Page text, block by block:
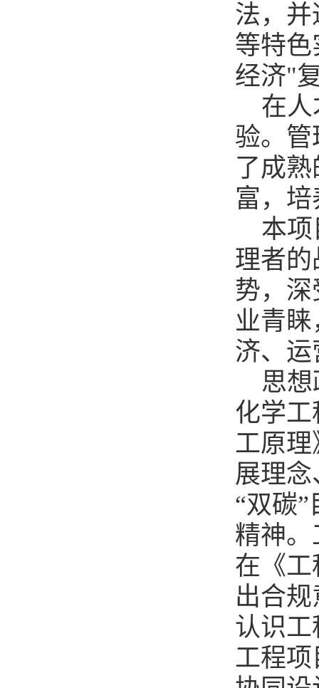
法，
等特
经济"
在
验。管
了成
富，
本
理者
势，
业青
济、
思
化学
工原
展理
“双碳
精神
在《
出合
认识
工程